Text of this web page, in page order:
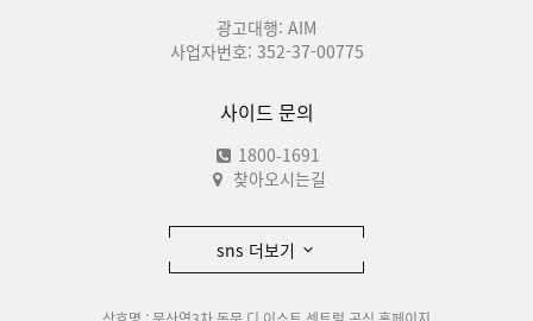
광고대행: AIM
사업자번호: 352-37-00775
사이드 문의
1800-1691
찾아오시는길
sns 더보기